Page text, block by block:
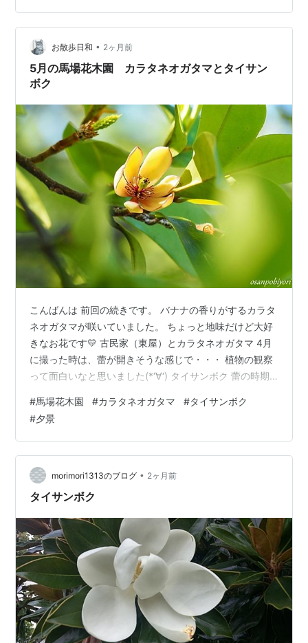
お散歩日和 • 2ヶ月前
5月の馬場花木園 カラタネオガタマとタイサン
ボク
こんばんは 前回の続きです。 バナナの香りがするカラタ
ネオガタマが咲いていました。 ちょっと地味だけど大好
きなお花です💛 古民家（東屋）とカラタネオガタマ 4月
に撮った時は、蕾が開きそうな感じで・・・ 植物の観察
って面白いなと思いました(*‘∀‘) タイサンボク 蕾の時期
す♪ こちらはタイサンボクの蕾 ムサシアブミ ヘビが鎌首
をもたげているような不思議な植物🐍 ヤマボウシと古民
家（母屋） ーオマケ写真ー 昨日18時37分の夕景 18時53
分 昨日は午後からゲリラ雷雨の予報でした。 当地は雷は
それほどではなかったですが、大雨になりました。 雨が
止…
#馬場花木園 #カラタネオガタマ #タイサンボク
#夕景
morimori1313のブログ • 2ヶ月前
タイサンボク